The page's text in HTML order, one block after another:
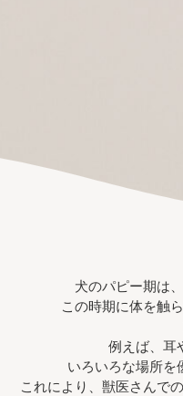
犬のパピー期は
この時期に体を触
例えば、耳
いろいろな場所を
これにより、獣医さんで